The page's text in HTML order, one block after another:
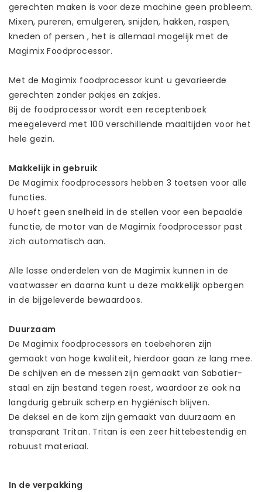
gerechten maken is voor deze machine geen probleem.
Mixen, pureren, emulgeren, snijden, hakken, raspen,
kneden of persen , het is allemaal mogelijk met de
Magimix Foodprocessor.
Met de Magimix foodprocessor kunt u gevarieerde
gerechten zonder pakjes en zakjes.
Bij de foodprocessor wordt een receptenboek
meegeleverd met 100 verschillende maaltijden voor het
hele gezin.
Makkelijk in gebruik
De Magimix foodprocessors hebben 3 toetsen voor alle
functies.
U hoeft geen snelheid in de stellen voor een bepaalde
functie, de motor van de Magimix foodprocessor past
zich automatisch aan.
Alle losse onderdelen van de Magimix kunnen in de
vaatwasser en daarna kunt u deze makkelijk opbergen
in de bijgeleverde bewaardoos.
Duurzaam
De Magimix foodprocessors en toebehoren zijn
gemaakt van hoge kwaliteit, hierdoor gaan ze lang mee.
De schijven en de messen zijn gemaakt van Sabatier-
staal en zijn bestand tegen roest, waardoor ze ook na
langdurig gebruik scherp en hygiënisch blijven.
De deksel en de kom zijn gemaakt van duurzaam en
transparant Tritan. Tritan is een zeer hittebestendig en
robuust materiaal.
In de verpakking